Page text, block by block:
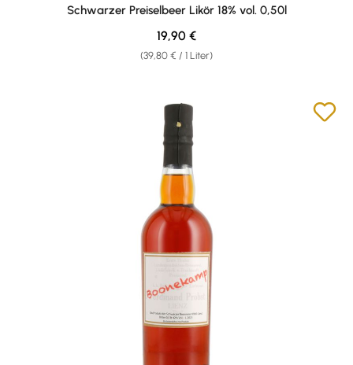
Schwarzer Preiselbeer Likör 18% vol. 0,50l
(39,80 € / 1 Liter)
Regulärer Preis:
19,90 €